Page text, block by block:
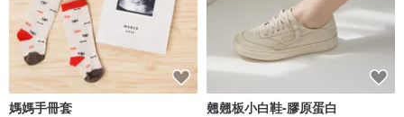
媽媽手冊套 翹翹板小白鞋-膠原蛋白